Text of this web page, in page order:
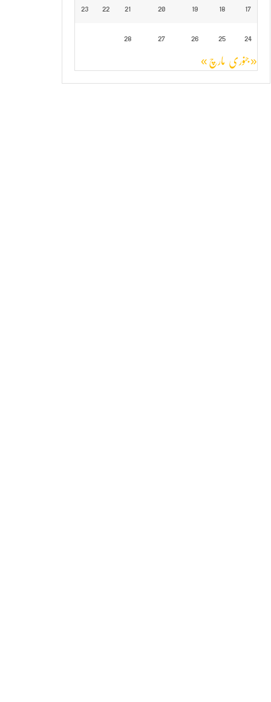
17
18
19
20
21
22
23
24
25
26
27
28
« جنوری مارچ »